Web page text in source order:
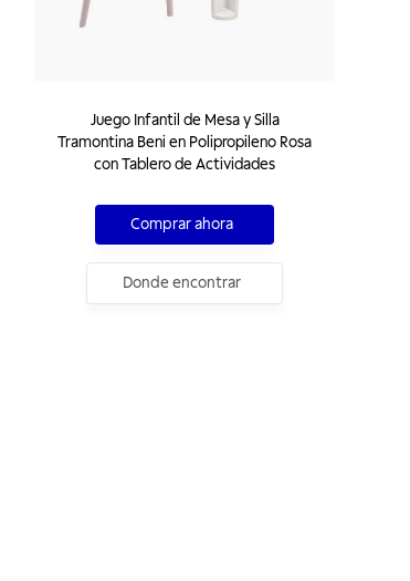
Juego Infantil de Mesa y Silla
Tramontina Beni en Polipropileno Rosa
con Tablero de Actividades
Comprar ahora
Donde encontrar